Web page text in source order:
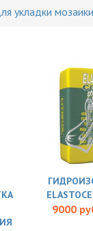
укладки мозаики
9000